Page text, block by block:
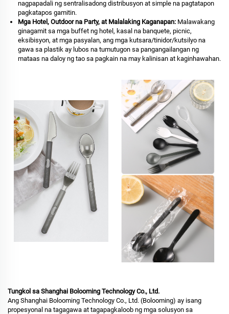
nagpapadali ng sentralisadong distribusyon at simple na pagtatapon
pagkatapos gamitin.
Mga Hotel, Outdoor na Party, at Malalaking Kaganapan: Malawakang
ginagamit sa mga buffet ng hotel, kasal na banquete, picnic,
eksibisyon, at mga pasyalan, ang mga kutsara/tinidor/kutsilyo na
gawa sa plastik ay lubos na tumutugon sa pangangailangan ng
mataas na daloy ng tao sa pagkain na may kalinisan at kaginhawahan.
Tungkol sa Shanghai Bolooming Technology Co., Ltd.
Ang Shanghai Bolooming Technology Co., Ltd. (Bolooming) ay isang
propesyonal na tagagawa at tagapagkaloob ng mga solusyon sa